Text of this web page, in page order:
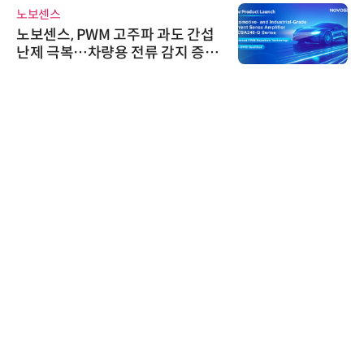
노보센스
노보센스, PWM 고주파 과도 간섭
난제 극복…차량용 전류 감지 증폭